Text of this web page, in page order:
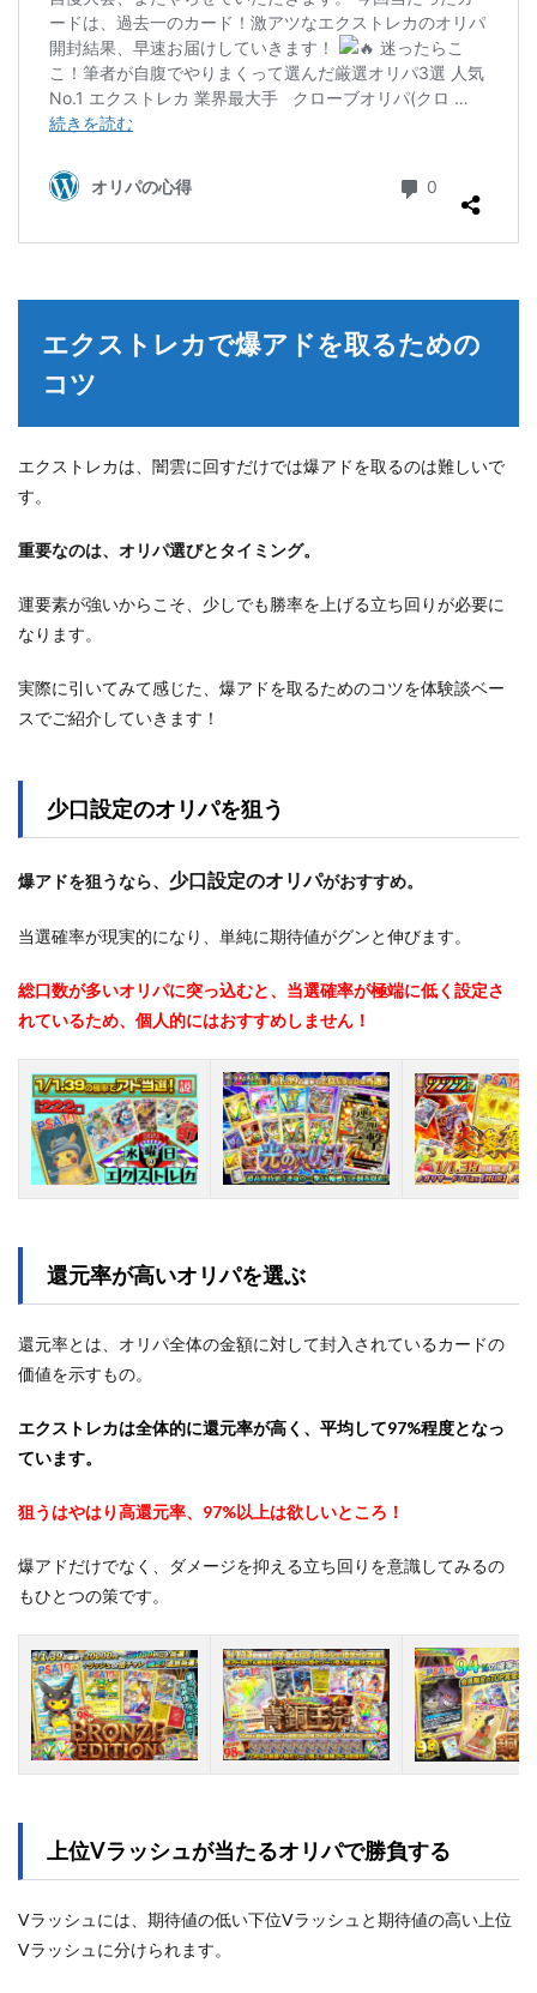
エクストレカで爆アドを取るための
コツ
エクストレカは、闇雲に回すだけでは爆アドを取るのは難しいで
す。
重要なのは、オリパ選びとタイミング。
運要素が強いからこそ、少しでも勝率を上げる立ち回りが必要に
なります。
実際に引いてみて感じた、爆アドを取るためのコツを体験談ベー
スでご紹介していきます！
少口設定のオリパを狙う
爆アドを狙うなら、 少口設定のオリパがおすすめ。
当選確率が現実的になり、単純に期待値がグンと伸びます。
総口数が多いオリパに突っ込むと、当選確率が極端に低く設定さ
れているため、個人的にはおすすめしません！
還元率が高いオリパを選ぶ
還元率とは、オリパ全体の金額に対して封入されているカードの
価値を示すもの。
エクストレカは全体的に還元率が高く、平均して97%程度となっ
ています。
狙うはやはり高還元率、97%以上は欲しいところ！
爆アドだけでなく、ダメージを抑える立ち回りを意識してみるの
もひとつの策です。
上位Vラッシュが当たるオリパで勝負する
Vラッシュには、期待値の低い下位Vラッシュと期待値の高い上位
Vラッシュに分けられます。